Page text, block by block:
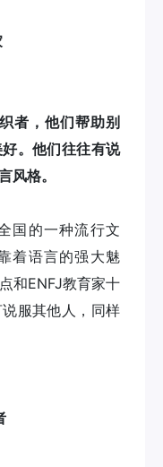
者，他们帮助别
。他们往往有说
风格。
国的一种流行文
着语言的强大魅
和ENFJ教育家十
服其他人，同样